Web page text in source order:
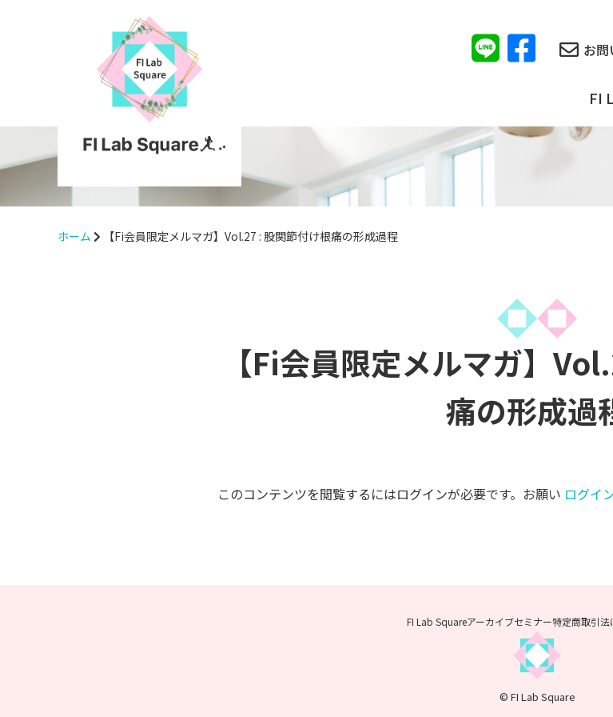
お問
FI
ホーム 【Fi会員限定メルマガ】Vol.27 : 股関節付け根痛の形成過程
【Fi会員限定メルマガ】
痛の形成過
このコンテンツを閲覧するにはログインが必要です。お願い ログイ
FI Lab Squareアーカイブセミナー特定商取引
© FI Lab Square